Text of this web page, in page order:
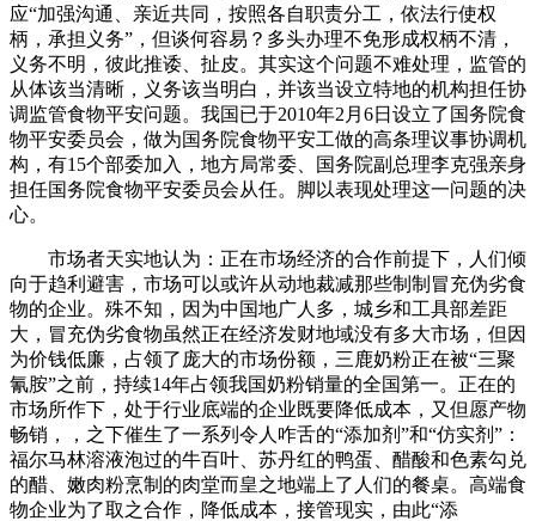
应“加强沟通、亲近共同，按照各自职责分工，依法行使权
柄，承担义务”，但谈何容易？多头办理不免形成权柄不清，
义务不明，彼此推诿、扯皮。其实这个问题不难处理，监管的
从体该当清晰，义务该当明白，并该当设立特地的机构担任协
调监管食物平安问题。我国已于2010年2月6日设立了国务院食
物平安委员会，做为国务院食物平安工做的高条理议事协调机
构，有15个部委加入，地方局常委、国务院副总理李克强亲身
担任国务院食物平安委员会从任。脚以表现处理这一问题的决
心。
市场者天实地认为：正在市场经济的合作前提下，人们倾
向于趋利避害，市场可以或许从动地裁减那些制制冒充伪劣食
物的企业。殊不知，因为中国地广人多，城乡和工具部差距
大，冒充伪劣食物虽然正在经济发财地域没有多大市场，但因
为价钱低廉，占领了庞大的市场份额，三鹿奶粉正在被“三聚
氰胺”之前，持续14年占领我国奶粉销量的全国第一。正在的
市场所作下，处于行业底端的企业既要降低成本，又但愿产物
畅销，，之下催生了一系列令人咋舌的“添加剂”和“仿实剂”：
福尔马林溶液泡过的牛百叶、苏丹红的鸭蛋、醋酸和色素勾兑
的醋、嫩肉粉烹制的肉堂而皇之地端上了人们的餐桌。高端食
物企业为了取之合作，降低成本，接管现实，由此“添